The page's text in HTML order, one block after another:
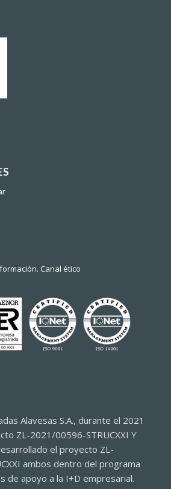
Canal ético
Alavesas S.A., durante el 2021
ZL-2021/00596-STRUCXXI Y
el proyecto ZL-
ambos dentro del programa
de apoyo a la I+D empresarial.